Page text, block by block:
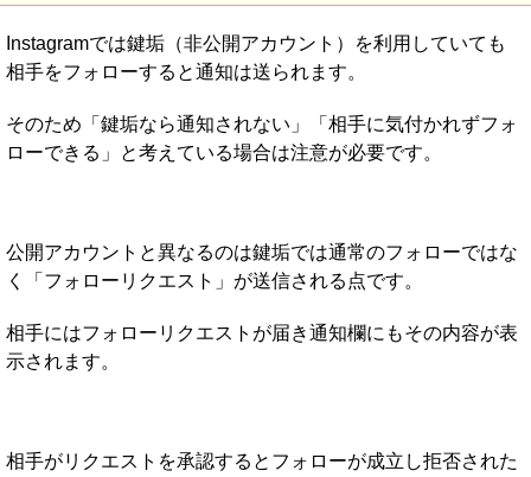
Instagramでは鍵垢（非公開アカウント）を利用していても
相手をフォローすると通知は送られます。
そのため「鍵垢なら通知されない」「相手に気付かれずフォ
ローできる」と考えている場合は注意が必要です。
公開アカウントと異なるのは鍵垢では通常のフォローではな
く「フォローリクエスト」が送信される点です。
相手にはフォローリクエストが届き通知欄にもその内容が表
示されます。
相手がリクエストを承認するとフォローが成立し拒否された